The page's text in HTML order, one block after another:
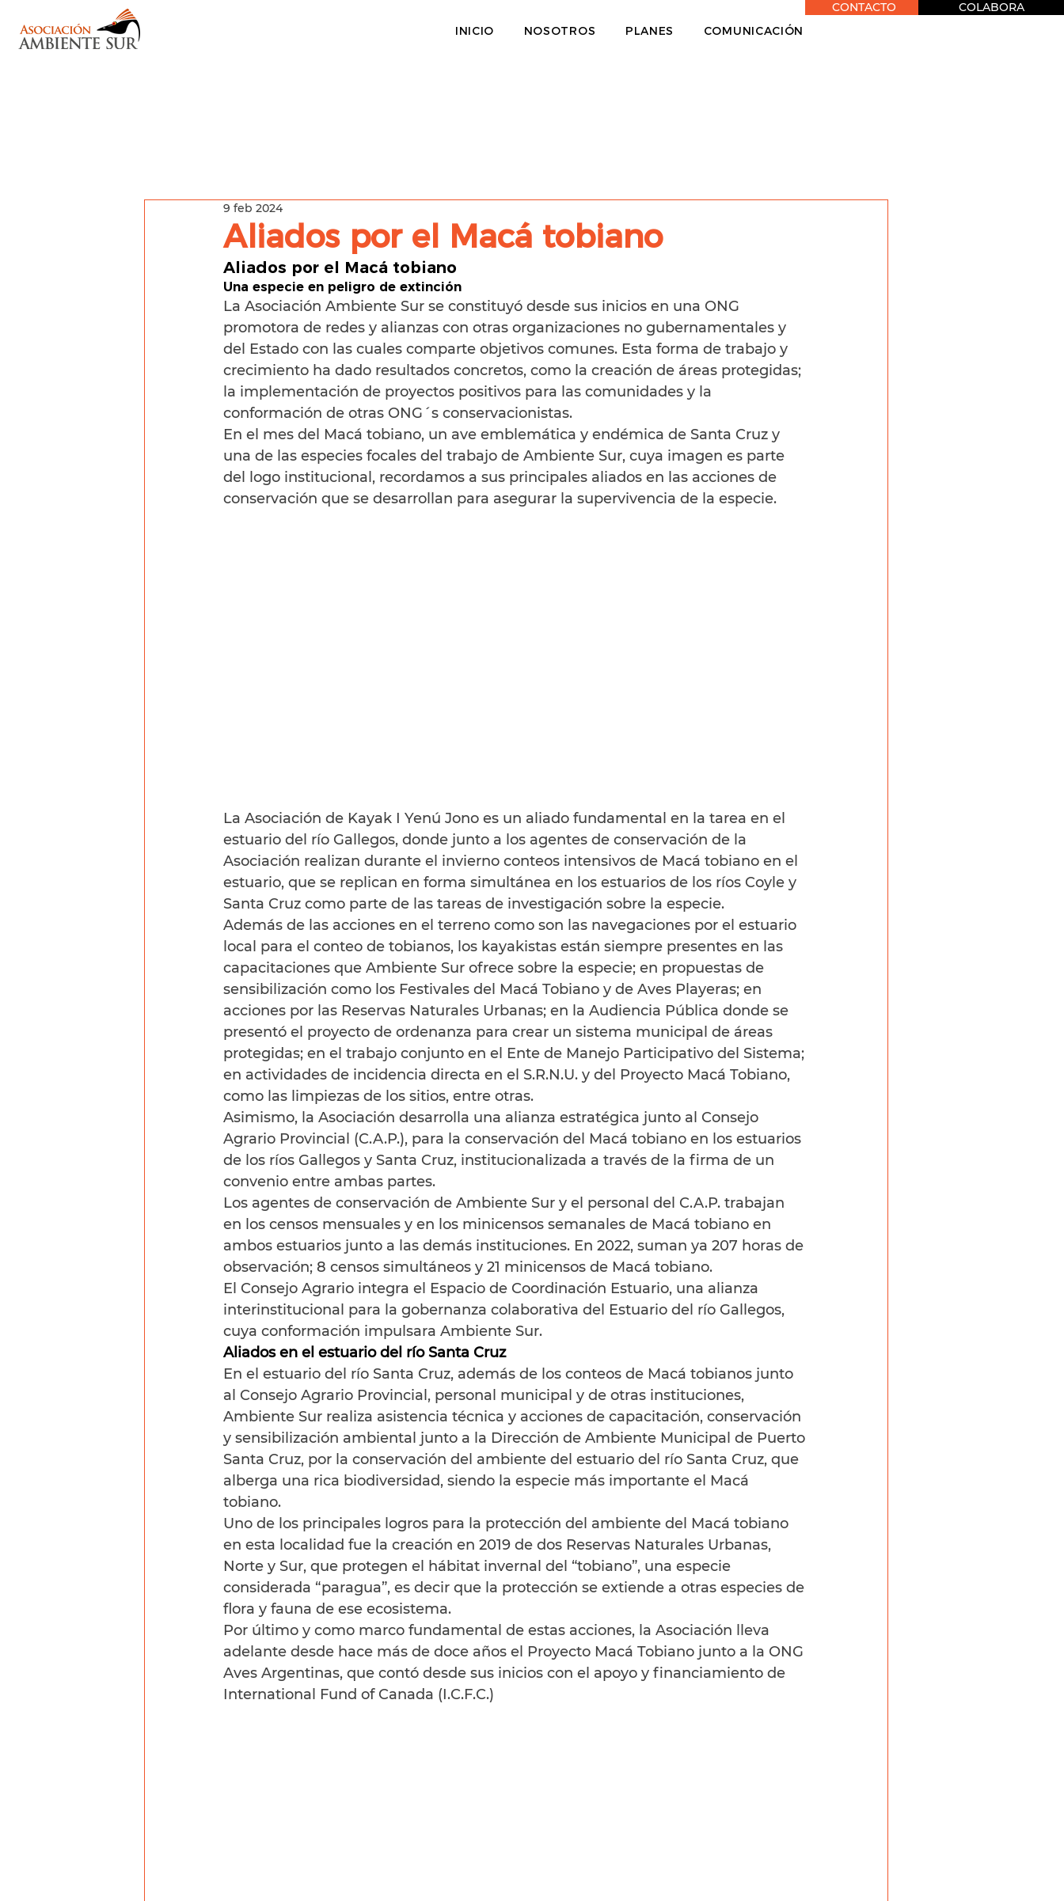
INICIO NOSOTROS PLANES COMUNICACIÓN
CONTACTO COLABORA
Aliados por el Macá tobiano
9 feb 2024
Aliados por el Macá tobiano
Una especie en peligro de extinción
La Asociación Ambiente Sur se constituyó desde sus inicios en una ONG
promotora de redes y alianzas con otras organizaciones no gubernamentales y
del Estado con las cuales comparte objetivos comunes. Esta forma de trabajo y
crecimiento ha dado resultados concretos, como la creación de áreas protegidas;
la implementación de proyectos positivos para las comunidades y la
conformación de otras ONG´s conservacionistas.
En el mes del Macá tobiano, un ave emblemática y endémica de Santa Cruz y
una de las especies focales del trabajo de Ambiente Sur, cuya imagen es parte
del logo institucional, recordamos a sus principales aliados en las acciones de
conservación que se desarrollan para asegurar la supervivencia de la especie.
La Asociación de Kayak I Yenú Jono es un aliado fundamental en la tarea en el
estuario del río Gallegos, donde junto a los agentes de conservación de la
Asociación realizan durante el invierno conteos intensivos de Macá tobiano en el
estuario, que se replican en forma simultánea en los estuarios de los ríos Coyle y
Santa Cruz como parte de las tareas de investigación sobre la especie.
Además de las acciones en el terreno como son las navegaciones por el estuario
local para el conteo de tobianos, los kayakistas están siempre presentes en las
capacitaciones que Ambiente Sur ofrece sobre la especie; en propuestas de
sensibilización como los Festivales del Macá Tobiano y de Aves Playeras; en
acciones por las Reservas Naturales Urbanas; en la Audiencia Pública donde se
presentó el proyecto de ordenanza para crear un sistema municipal de áreas
protegidas; en el trabajo conjunto en el Ente de Manejo Participativo del Sistema;
en actividades de incidencia directa en el S.R.N.U. y del Proyecto Macá Tobiano,
como las limpiezas de los sitios, entre otras.
Asimismo, la Asociación desarrolla una alianza estratégica junto al Consejo
Agrario Provincial (C.A.P.), para la conservación del Macá tobiano en los estuarios
de los ríos Gallegos y Santa Cruz, institucionalizada a través de la firma de un
convenio entre ambas partes.
Los agentes de conservación de Ambiente Sur y el personal del C.A.P. trabajan
en los censos mensuales y en los minicensos semanales de Macá tobiano en
ambos estuarios junto a las demás instituciones. En 2022, suman ya 207 horas de
observación; 8 censos simultáneos y 21 minicensos de Macá tobiano.
El Consejo Agrario integra el Espacio de Coordinación Estuario, una alianza
interinstitucional para la gobernanza colaborativa del Estuario del río Gallegos,
cuya conformación impulsara Ambiente Sur.
Aliados en el estuario del río Santa Cruz
En el estuario del río Santa Cruz, además de los conteos de Macá tobianos junto
al Consejo Agrario Provincial, personal municipal y de otras instituciones,
Ambiente Sur realiza asistencia técnica y acciones de capacitación, conservación
y sensibilización ambiental junto a la Dirección de Ambiente Municipal de Puerto
Santa Cruz, por la conservación del ambiente del estuario del río Santa Cruz, que
alberga una rica biodiversidad, siendo la especie más importante el Macá
tobiano.
Uno de los principales logros para la protección del ambiente del Macá tobiano
en esta localidad fue la creación en 2019 de dos Reservas Naturales Urbanas,
Norte y Sur, que protegen el hábitat invernal del “tobiano”, una especie
considerada “paragua”, es decir que la protección se extiende a otras especies de
flora y fauna de ese ecosistema.
Por último y como marco fundamental de estas acciones, la Asociación lleva
adelante desde hace más de doce años el Proyecto Macá Tobiano junto a la ONG
Aves Argentinas, que contó desde sus inicios con el apoyo y financiamiento de
International Fund of Canada (I.C.F.C.)